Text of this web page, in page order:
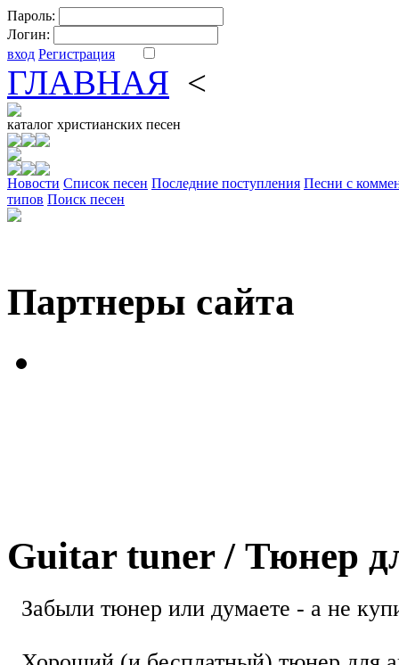
Пароль:
Логин:
вход Регистрация
ГЛАВНАЯ <
каталог христианских песен
Новости Cписок песен Последние поступления Песни с
типов Поиск песен
Партнеры сайта
Guitar tuner / Тюнер
Забыли тюнер или думаете - а не